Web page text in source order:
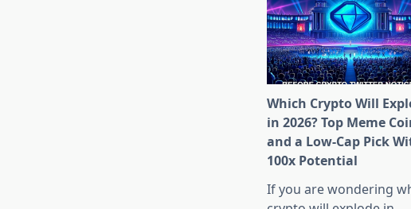
Which Crypto Will
in 2026? Top Meme
and a Low-Cap Pick
100x Potential
If you are wondering